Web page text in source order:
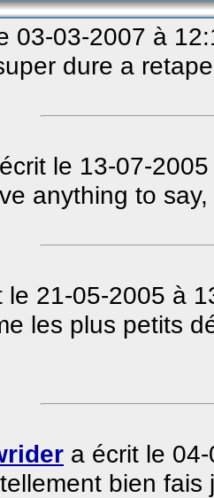
03-03-2007 à
dure a
le 13-07-
anything to
le 21-05-2005 à
les plus petits
a écrit le
bien fais